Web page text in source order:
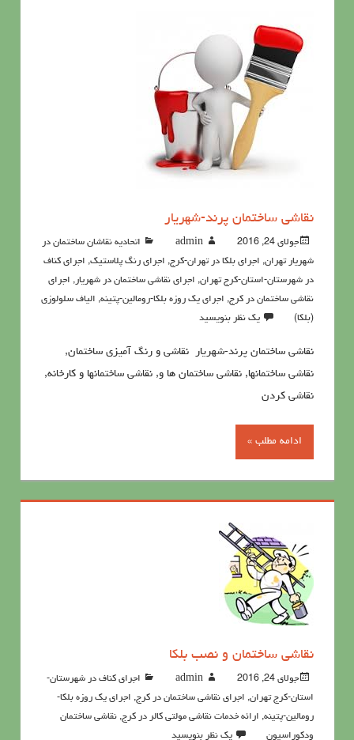
نقاشی ساختمان پرند-شهریار
جولای 24, 2016 admin
اتحادیه نقاشان ساختمان در
شهریار تهران, اجرای بلکا در تهران-کرج, اجرای رنگ پلاستیک, اجرای کناف
در شهرستان-استان-کرج تهران, اجرای نقاشی ساختمان در شهریار , اجرای
نقاشی ساختمان در کرج, اجرای یک روزه بلکا-رومالین-پتینه, الیاف سلولوزی
(بلکا)
یک نظر بنویسید
نقاشی ساختمان پرند-شهریار نقاشی و رنگ آمیزی ساختمان,
نقاشی ساختمانها, نقاشی ساختمان ها و, نقاشی ساختمانها و کارخانه,
نقاشی کردن
ادامه مطلب »
نقاشی ساختمان و نصب بلکا
جولای 24, 2016 admin
اجرای کناف در شهرستان-
استان-کرج تهران, اجرای نقاشی ساختمان در کرج, اجرای یک روزه بلکا-
رومالین-پتینه, ارائه خدمات نقاشی مولتی کالر در کرج, نقاشي ساختمان
ودكوراسيون
یک نظر بنویسید